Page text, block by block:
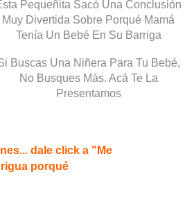
Pequeñita Sacó Una Conclusión
Muy Divertida Sobre Porqué Mamá
Tenía Un Bebé En Su Barriga
Buscas Una Niñera Para Tu Bebé,
No Busques Más. Acá Te La
Presentamos
dale click a "Me
porqué